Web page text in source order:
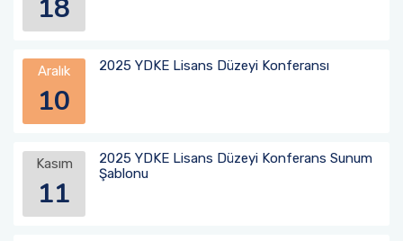
18
Aralık
10
2025 YDKE Lisans Düzeyi Konferansı
Kasım
11
2025 YDKE Lisans Düzeyi Konferans Sunum
Şablonu
Her Hayat Özeldir" Projesi Etkinlikleri-II
TEGV Ziyareti